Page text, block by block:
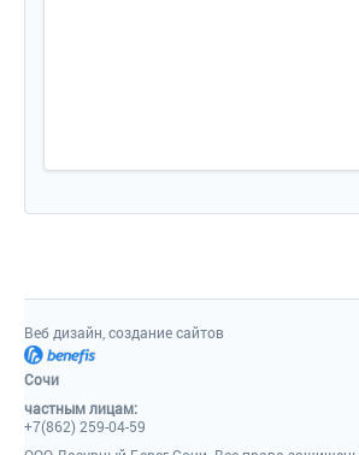
Веб дизайн, создание сайто
Сочи
частным лицам:
+7(862) 259-04-59